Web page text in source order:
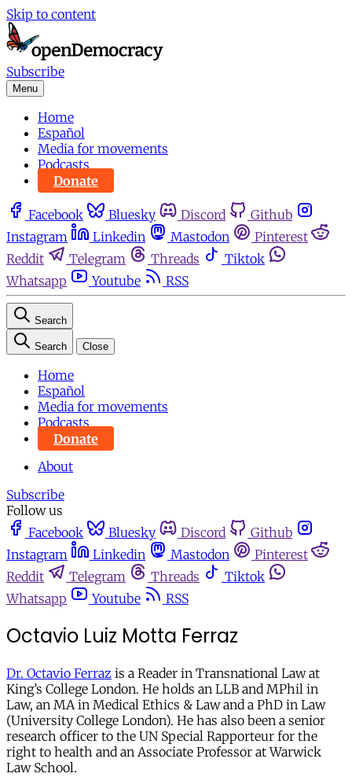
Skip to content
Subscribe
Menu
Home
Español
Media for movements
Podcasts
Donate
Facebook Bluesky Discord
Github
Instagram
Linkedin Mastodon
Pinterest
Reddit
Telegram Threads
Tiktok
Whatsapp
Youtube RSS
Search
Search Close
Home
Español
Media for movements
Podcasts
Donate
About
Subscribe
Follow us
Facebook
Bluesky Discord
Github
Instagram
Linkedin Mastodon
Pinterest
Reddit
Telegram Threads
Tiktok
Whatsapp
Youtube RSS
Octavio Luiz Motta Ferraz
Dr. Octavio Ferraz is a Reader in Transnational Law at
King’s College London. He holds an LLB and MPhil in
Law, an MA in Medical Ethics & Law and a PhD in Law
(University College London). He has also been a senior
research officer to the UN Special Rapporteur for the
right to health and an Associate Professor at Warwick
Law School.